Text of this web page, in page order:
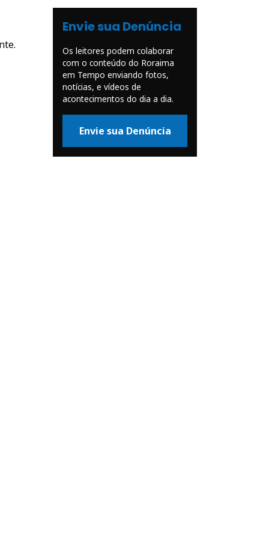
Envie sua Denúncia
Os leitores podem colaborar
com o conteúdo do Roraima
em Tempo enviando fotos,
notícias, e vídeos de
acontecimentos do dia a dia.
Envie sua Denúncia